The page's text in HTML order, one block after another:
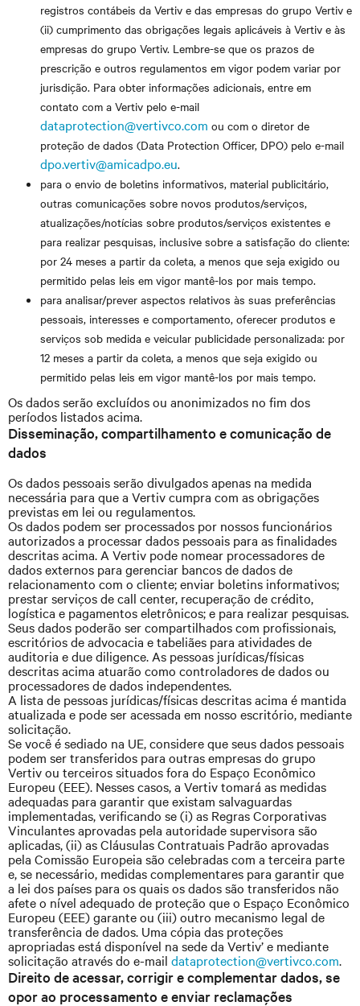
registros contábeis da Vertiv e das empresas do grupo Vertiv e
(ii) cumprimento das obrigações legais aplicáveis à Vertiv e às
empresas do grupo Vertiv. Lembre-se que os prazos de
prescrição e outros regulamentos em vigor podem variar por
jurisdição. Para obter informações adicionais, entre em
contato com a Vertiv pelo e-mail
dataprotection@vertivco.com ou com o diretor de
proteção de dados (Data Protection Officer, DPO) pelo e-mail
dpo.vertiv@amicadpo.eu.
para o envio de boletins informativos, material publicitário,
outras comunicações sobre novos produtos/serviços,
atualizações/notícias sobre produtos/serviços existentes e
para realizar pesquisas, inclusive sobre a satisfação do cliente:
por 24 meses a partir da coleta, a menos que seja exigido ou
permitido pelas leis em vigor mantê-los por mais tempo.
para analisar/prever aspectos relativos às suas preferências
pessoais, interesses e comportamento, oferecer produtos e
serviços sob medida e veicular publicidade personalizada: por
12 meses a partir da coleta, a menos que seja exigido ou
permitido pelas leis em vigor mantê-los por mais tempo.
Os dados serão excluídos ou anonimizados no fim dos
períodos listados acima.
Disseminação, compartilhamento e comunicação de
dados
Os dados pessoais serão divulgados apenas na medida
necessária para que a Vertiv cumpra com as obrigações
previstas em lei ou regulamentos.
Os dados podem ser processados por nossos funcionários
autorizados a processar dados pessoais para as finalidades
descritas acima. A Vertiv pode nomear processadores de
dados externos para gerenciar bancos de dados de
relacionamento com o cliente; enviar boletins informativos;
prestar serviços de call center, recuperação de crédito,
logística e pagamentos eletrônicos; e para realizar pesquisas.
Seus dados poderão ser compartilhados com profissionais,
escritórios de advocacia e tabeliães para atividades de
auditoria e due diligence. As pessoas jurídicas/físicas
descritas acima atuarão como controladores de dados ou
processadores de dados independentes.
A lista de pessoas jurídicas/físicas descritas acima é mantida
atualizada e pode ser acessada em nosso escritório, mediante
solicitação.
Se você é sediado na UE, considere que seus dados pessoais
podem ser transferidos para outras empresas do grupo
Vertiv ou terceiros situados fora do Espaço Econômico
Europeu (EEE). Nesses casos, a Vertiv tomará as medidas
adequadas para garantir que existam salvaguardas
implementadas, verificando se (i) as Regras Corporativas
Vinculantes aprovadas pela autoridade supervisora são
aplicadas, (ii) as Cláusulas Contratuais Padrão aprovadas
pela Comissão Europeia são celebradas com a terceira parte
e, se necessário, medidas complementares para garantir que
a lei dos países para os quais os dados são transferidos não
afete o nível adequado de proteção que o Espaço Econômico
Europeu (EEE) garante ou (iii) outro mecanismo legal de
transferência de dados. Uma cópia das proteções
apropriadas está disponível na sede da Vertiv’ e mediante
solicitação através do e-mail dataprotection@vertivco.com.
Direito de acessar, corrigir e complementar dados, se
opor ao processamento e enviar reclamações